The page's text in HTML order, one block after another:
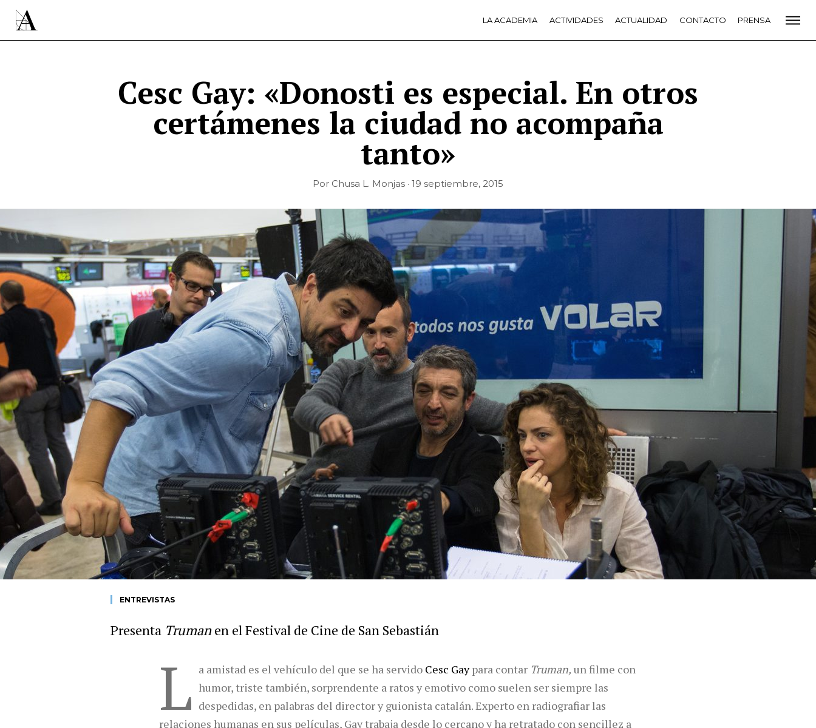
LA ACADEMIA ACTIVIDADES ACTUALIDAD CONTACTO PRENSA
Cesc Gay: «Donosti es especial. En otros
certámenes la ciudad no acompaña
tanto»
Por Chusa L. Monjas · 19 septiembre, 2015
ENTREVISTAS
Presenta Trumanen el Festival de Cine de San Sebastián
L a amistad es el vehículo del que se ha servido Cesc Gaypara contar Truman, un filme con
humor, triste también, sorprendente a ratos y emotivo como suelen ser siempre las
despedidas, en palabras del director y guionista catalán. Experto en radiografiar las
relaciones humanas en sus películas, Gay trabaja desde lo cercano y ha retratado con sencillez a
LA ACADEMIA PREMIOS GOYA FUNDACIÓN
CONTACTO